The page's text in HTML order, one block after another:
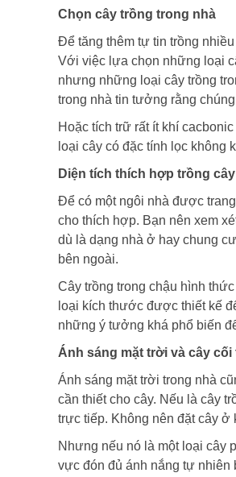
Chọn cây trồng trong nhà
Để tăng thêm tự tin trồng
Với việc lựa chọn những loại
nhưng những loại cây trồng
trong nhà tin tưởng rằng
Hoặc tích trữ rất ít khí
loại cây có đặc tính lọc không
Diện tích thích hợp trồng
Để có một ngôi nhà được
cho thích hợp. Bạn nên xem
dù là dạng nhà ở hay chung
bên ngoài.
Cây trồng trong chậu hình
loại kích thước được thiết kế
những ý tưởng khá phổ biến
Ánh sáng mặt trời và cây
Ánh sáng mặt trời trong nhà
cần thiết cho cây. Nếu là cây
trực tiếp. Không nên đặt cây
Nhưng nếu nó là một loại cây
vực đón đủ ánh nắng tự nhiên